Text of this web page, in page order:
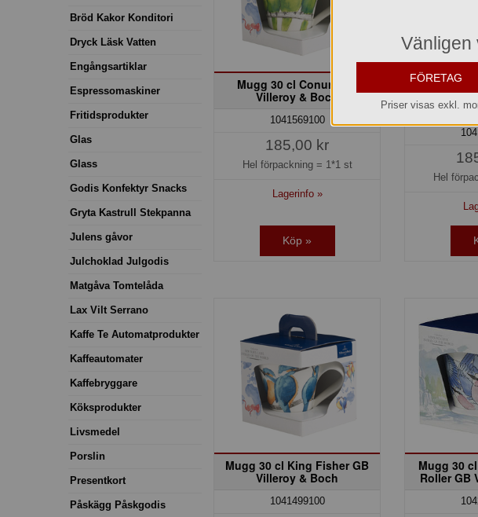
Bröd Kakor Konditori
Dryck Läsk Vatten
Engångsartiklar
Espressomaskiner
Fritidsprodukter
Glas
Glass
Godis Konfektyr Snacks
Gryta Kastrull Stekpanna
Julens gåvor
Julchoklad Julgodis
Matgåva Tomtelåda
Lax Vilt Serrano
Kaffe Te Automatprodukter
Kaffeautomater
Kaffebryggare
Köksprodukter
Livsmedel
Porslin
Presentkort
Påskägg Påskgodis
Mugg 30 cl Conure GB
Villeroy & Boch
1041569100
185,00 kr
Hel förpackning = 1*1 st
Lagerinfo »
Köp »
Mugg 30
Hel
Mugg 30 cl King Fisher GB
Villeroy & Boch
1041499100
Mugg 30
Roller GB
Vänligen
FÖRETAG
Priser visas exkl.